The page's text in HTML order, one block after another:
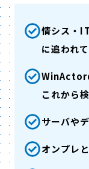
情シス・
に追われ
WinActor
これから
サーバや
オンプレ